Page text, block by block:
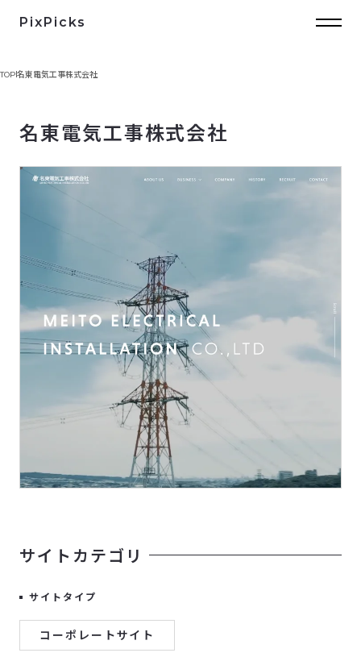
PixPicks
TOP名東電気工事株式会社
名東電気工事株式会社
サイトカテゴリ
サイトタイプ
コーポレートサイト